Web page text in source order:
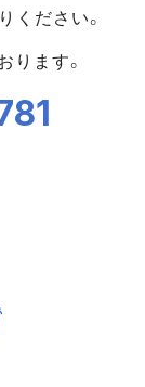
ください。
ます。